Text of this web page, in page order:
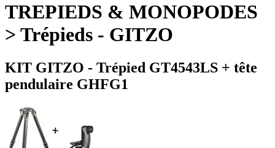
TREPIEDS & MONOPODES
> Trépieds - GITZO
KIT GITZO - Trépied GT4543LS + tête
pendulaire GHFG1